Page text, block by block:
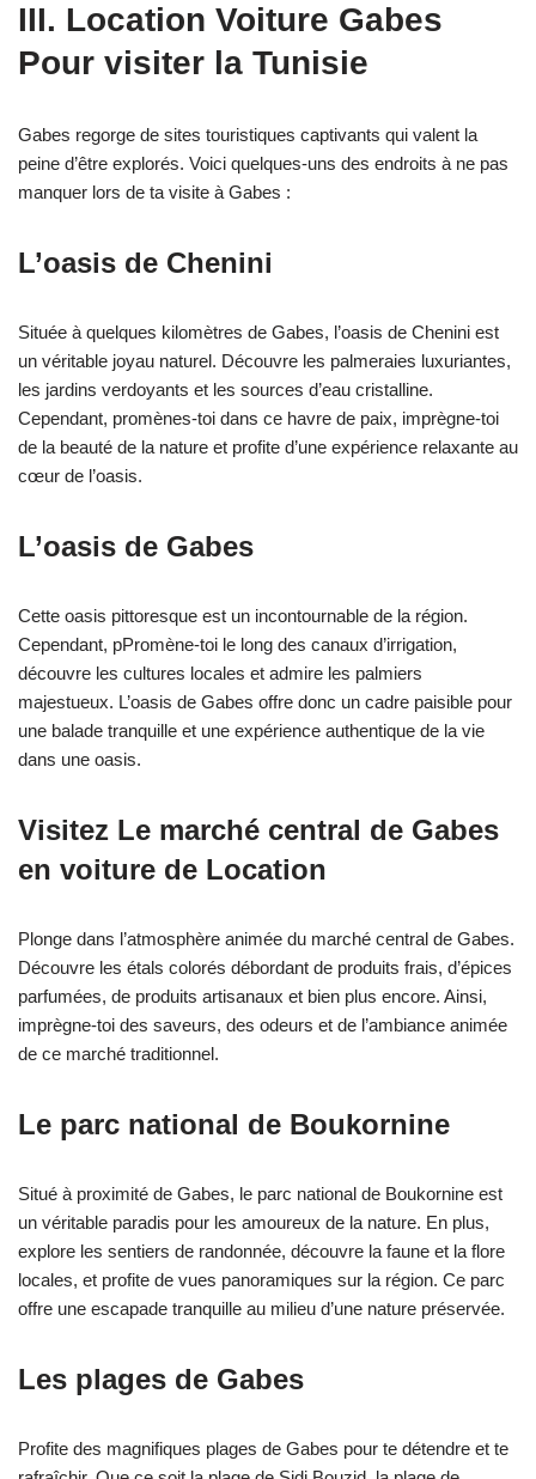
III. Location Voiture Gabes
Pour visiter la Tunisie
Gabes regorge de sites touristiques captivants qui valent la
peine d’être explorés. Voici quelques-uns des endroits à ne pas
manquer lors de ta visite à Gabes :
L’oasis de Chenini
Située à quelques kilomètres de Gabes, l’oasis de Chenini est
un véritable joyau naturel. Découvre les palmeraies luxuriantes,
les jardins verdoyants et les sources d’eau cristalline.
Cependant, promènes-toi dans ce havre de paix, imprègne-toi
de la beauté de la nature et profite d’une expérience relaxante au
cœur de l’oasis.
L’oasis de Gabes
Cette oasis pittoresque est un incontournable de la région.
Cependant, pPromène-toi le long des canaux d’irrigation,
découvre les cultures locales et admire les palmiers
majestueux. L’oasis de Gabes offre donc un cadre paisible pour
une balade tranquille et une expérience authentique de la vie
dans une oasis.
Visitez Le marché central de Gabes
en voiture de Location
Plonge dans l’atmosphère animée du marché central de Gabes.
Découvre les étals colorés débordant de produits frais, d’épices
parfumées, de produits artisanaux et bien plus encore. Ainsi,
imprègne-toi des saveurs, des odeurs et de l’ambiance animée
de ce marché traditionnel.
Le parc national de Boukornine
Situé à proximité de Gabes, le parc national de Boukornine est
un véritable paradis pour les amoureux de la nature. En plus,
explore les sentiers de randonnée, découvre la faune et la flore
locales, et profite de vues panoramiques sur la région. Ce parc
offre une escapade tranquille au milieu d’une nature préservée.
Les plages de Gabes
Profite des magnifiques plages de Gabes pour te détendre et te